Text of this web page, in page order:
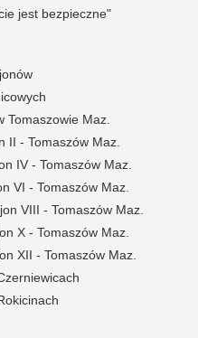
jest bezpieczne"
Tomaszowie Maz.
II - Tomaszów Maz.
IV - Tomaszów Maz.
VI - Tomaszów Maz.
VIII - Tomaszów Maz.
X - Tomaszów Maz.
XII - Tomaszów Maz.